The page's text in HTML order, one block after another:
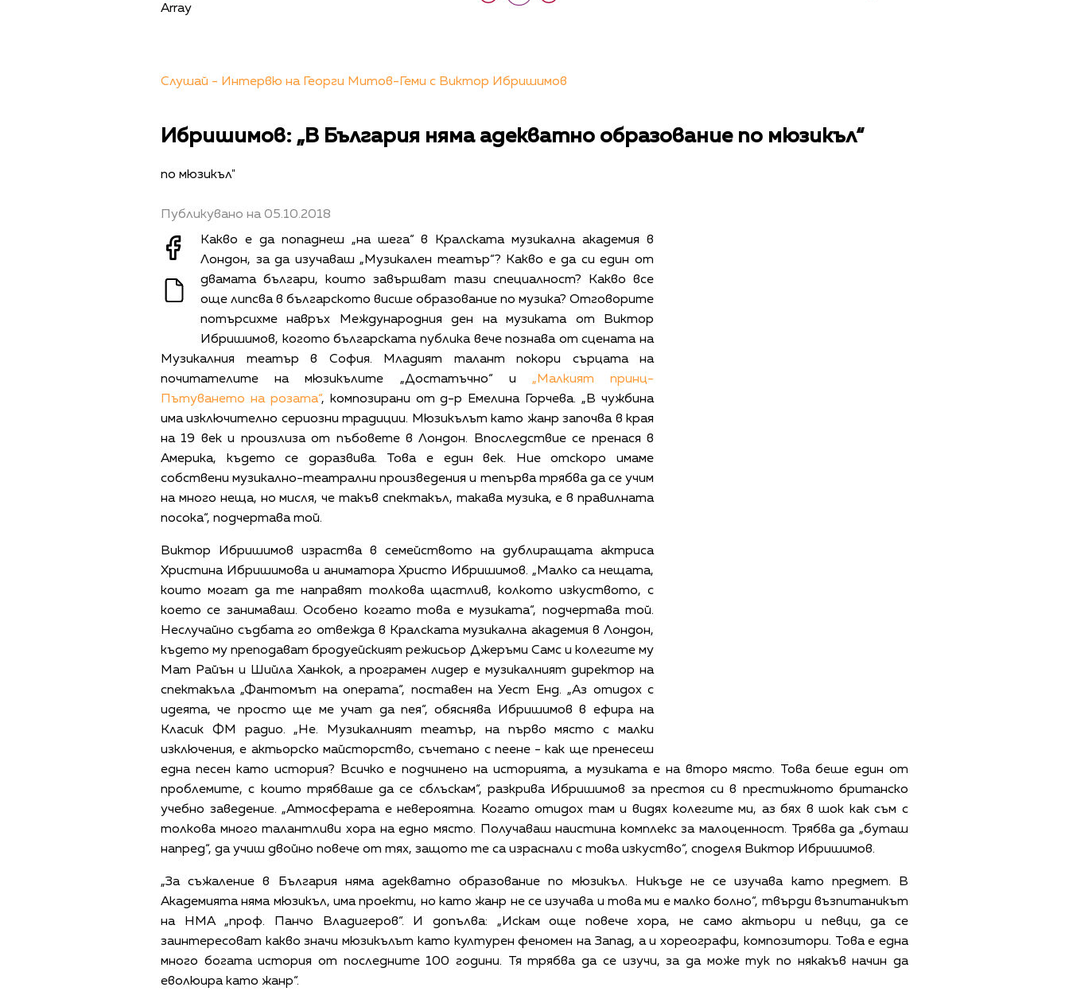
Array
Слушай - Интервю на Георги Митов-Геми с Виктор Ибришимов
Ибришимов: „В България няма адекватно образование по мюзикъл“
по мюзикъл"
Публикувано на 05.10.2018
Какво е да попаднеш „на шега“ в Кралската музикална академия в
Лондон, за да изучаваш „Музикален театър“? Какво е да си един от
двамата българи, които завършват тази специалност? Какво все
още липсва в българското висше образование по музика? Отговорите
потърсихме навръх Международния ден на музиката от Виктор
Ибришимов, когото българската публика вече познава от сцената на
Музикалния театър в София. Младият талант покори сърцата на
почитателите на мюзикълите „Достатъчно“ и „Малкият принц-
Пътуването на розата“, композирани от д-р Емелина Горчева. „В чужбина
има изключително сериозни традиции. Мюзикълът като жанр започва в края
на 19 век и произлиза от пъбовете в Лондон. Впоследствие се пренася в
Америка, където се доразвива. Това е един век. Ние отскоро имаме
собствени музикално-театрални произведения и тепърва трябва да се учим
на много неща, но мисля, че такъв спектакъл, такава музика, е в правилната
посока“, подчертава той.
Виктор Ибришимов израства в семейството на дублиращата актриса
Христина Ибришимова и аниматора Христо Ибришимов. „Малко са нещата,
които могат да те направят толкова щастлив, колкото изкуството, с
което се занимаваш. Особено когато това е музиката“, подчертава той.
Неслучайно съдбата го отвежда в Кралската музикална академия в Лондон,
където му преподават бродуейският режисьор Джеръми Самс и колегите му
Мат Райън и Шийла Ханкок, а програмен лидер е музикалният директор на
спектакъла „Фантомът на операта“, поставен на Уест Енд. „Аз отидох с
идеята, че просто ще ме учат да пея“, обяснява Ибришимов в ефира на
Класик ФМ радио. „Не. Музикалният театър, на първо място с малки
изключения, е актьорско майсторство, съчетано с пеене - как ще пренесеш
една песен като история? Всичко е подчинено на историята, а музиката е на второ място. Това беше един от
проблемите, с които трябваше да се сблъскам“, разкрива Ибришимов за престоя си в престижното британско
учебно заведение. „Атмосферата е невероятна. Когато отидох там и видях колегите ми, аз бях в шок как съм с
толкова много талантливи хора на едно място. Получаваш наистина комплекс за малоценност. Трябва да „буташ
напред“, да учиш двойно повече от тях, защото те са израснали с това изкуство“, споделя Виктор Ибришимов.
„За съжаление в България няма адекватно образование по мюзикъл. Никъде не се изучава като предмет. В
Академията няма мюзикъл, има проекти, но като жанр не се изучава и това ми е малко болно“, твърди възпитаникът
на НМА „проф. Панчо Владигеров“. И допълва: „Искам още повече хора, не само актьори и певци, да се
заинтересоват какво значи мюзикълът като културен феномен на Запад, а и хореографи, композитори. Това е една
много богата история от последните 100 години. Тя трябва да се изучи, за да може тук по някакъв начин да
еволюира като жанр“.